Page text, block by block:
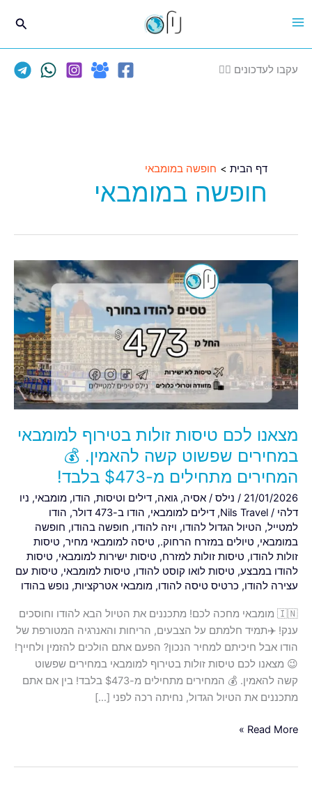
לתוכן
עקבו לעדכונים 👈🏽
דף הבית חופשה במומבאי
חופשה במומבאי
מצאנו לכם טיסות זולות בטירוף למומבאי
במחירים שפשוט קשה להאמין. 💰
המחירים מתחילים מ-$473 בלבד!
21/01/2026
/ נילס / אסיה, גואה, דילים וטיסות, הודו, מומבאי, ניו
דלהי /
Nils Travel
, דילים למומבאי, הודו ב-473 דולר , הודו
למטייל, הטיול הגדול להודו, ויזה להודו, חופשה בהודו, חופשה
במומבאי, טיולים במזרח הרחוק., טיסה למומבאי מחיר, טיסות
זולות להודו, טיסות זולות למזרח, טיסות ישירות למומבאי, טיסות
להודו במבצע, טיסות לואו קוסט להודו, טיסות למומבאי, טיסות עם
עצירה להודו, כרטיס טיסה להודו, מומבאי אטרקציות, נופש בהודו
🇮🇳 מומבאי מחכה לכם! מתכננים את הטיול הבא להודו וחוסכים
ענק! ✈️תמיד חלמתם על הצבעים, הריחות והאנרגיה המטורפת של
הודו אבל חיכיתם למחיר הנכון? הפעם אתם הולכים להזמין ולחייך!
😉 מצאנו לכם טיסות זולות בטירוף למומבאי במחירים שפשוט
קשה להאמין. 💰 המחירים מתחילים מ-$473 בלבד! בין אם אתם
מתכננים את הטיול הגדול, נחיתה רכה לפני […]
מצאנו
לכם
טיסות
בטירוף
למומבאי
במחירים
שפשוט
💰
המחירים
מ-$473
בלבד!
Read More »